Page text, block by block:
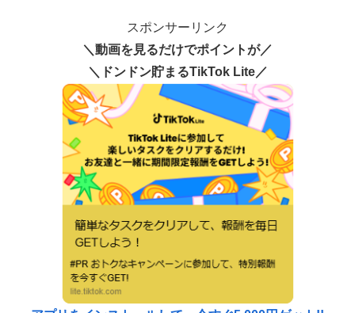
スポンサーリンク
＼動画を見るだけでポイントが／
＼ドンドン貯まるTikTok Lite／